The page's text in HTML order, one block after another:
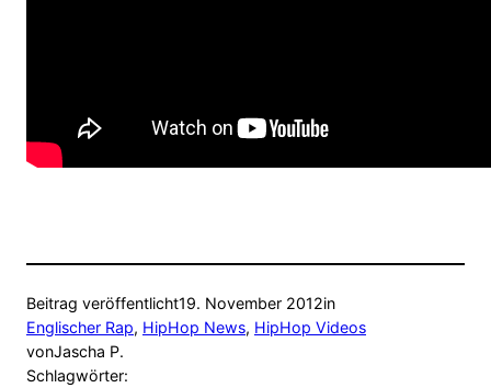
Beitrag veröffentlicht19. November 2012in
Englischer Rap, HipHop News, HipHop Videos
vonJascha P.
Schlagwörter: